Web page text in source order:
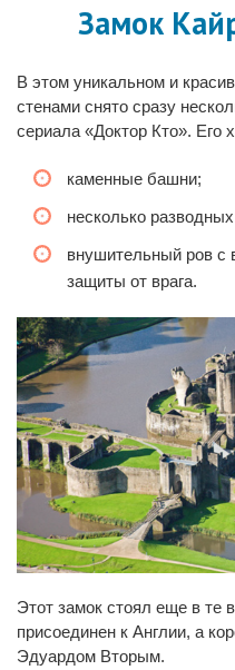
Замок
В этом уникальном и
стенами снято сразу
сериала «Доктор Кто». Его
каменные башни;
несколько
внушительный ров с
защиты от врага.
Этот замок стоял еще в те
присоединен к Англии, а
Эдуардом Вторым.